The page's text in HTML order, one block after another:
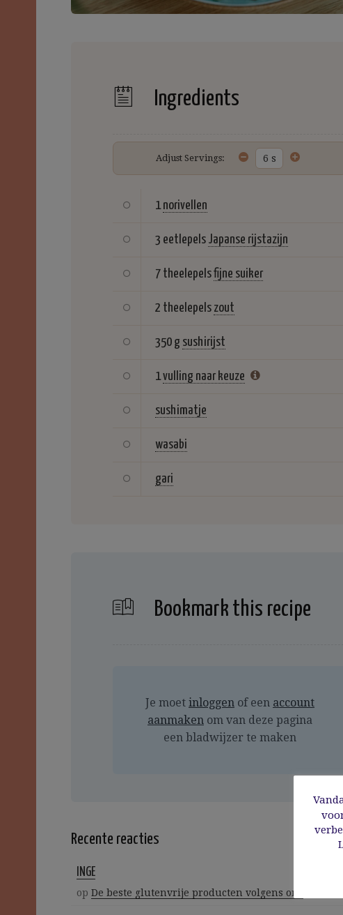
Ingredients
Adjust Servings:
1 norivellen
3 eetlepels Japanse rijstazijn
7 theelepelsfijne suiker
2 theelepels zout
350 g sushirijst
1vulling naar keuze
sushimatje
wasabi
gari
Bookmark this recipe
Je moet inloggen of een account
aanmaken om van deze pagina
een bladwijzer te maken
Recente reacties
INGE
op De beste glutenvrije producten volgens ons